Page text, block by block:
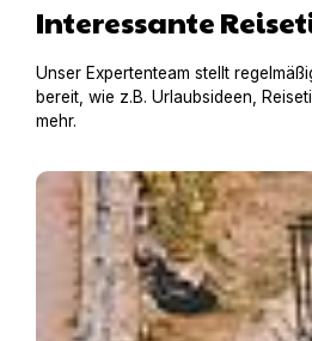
Interessante
Unser Expertenteam stellt
bereit, wie z.B. Urlaubsideen,
mehr.
Hausboot mit Hund